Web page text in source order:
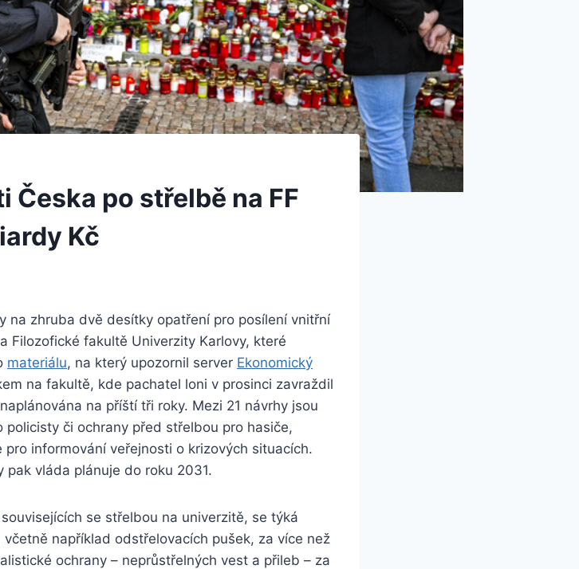
Česka po střelbě na FF
Kč
na zhruba dvě desítky opatření pro posílení vnitřní
Filozofické fakultě Univerzity Karlovy, které
materiálu, na který upozornil server Ekonomický
na fakultě, kde pachatel loni v prosinci zavraždil
na příští tři roky. Mezi 21 návrhy jsou
či ochrany před střelbou pro hasiče,
informování veřejnosti o krizových situacích.
vláda plánuje do roku 2031.
se střelbou na univerzitě, se týká
například odstřelovacích pušek, za více než
ochrany – neprůstřelných vest a přileb – za